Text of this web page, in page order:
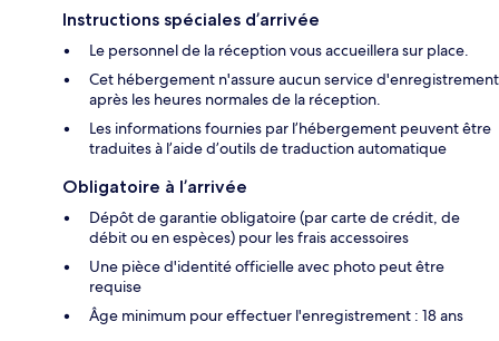
Instructions spéciales d’arrivée
Le personnel de la réception vous accueillera sur place.
Cet hébergement n'assure aucun service d'enregistrement
après les heures normales de la réception.
Les informations fournies par l’hébergement peuvent être
traduites à l’aide d’outils de traduction automatique
Obligatoire à l’arrivée
Dépôt de garantie obligatoire (par carte de crédit, de
débit ou en espèces) pour les frais accessoires
Une pièce d'identité officielle avec photo peut être
requise
Âge minimum pour effectuer l'enregistrement : 18 ans